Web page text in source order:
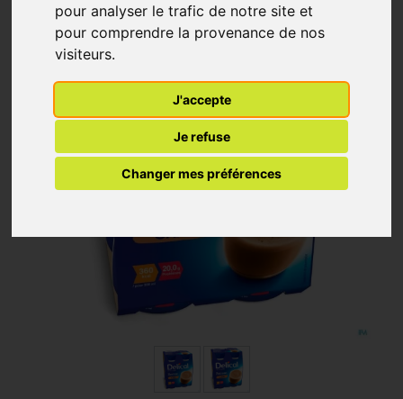
pour analyser le trafic de notre site et
pour comprendre la provenance de nos
visiteurs.
J'accepte
Je refuse
Changer mes préférences